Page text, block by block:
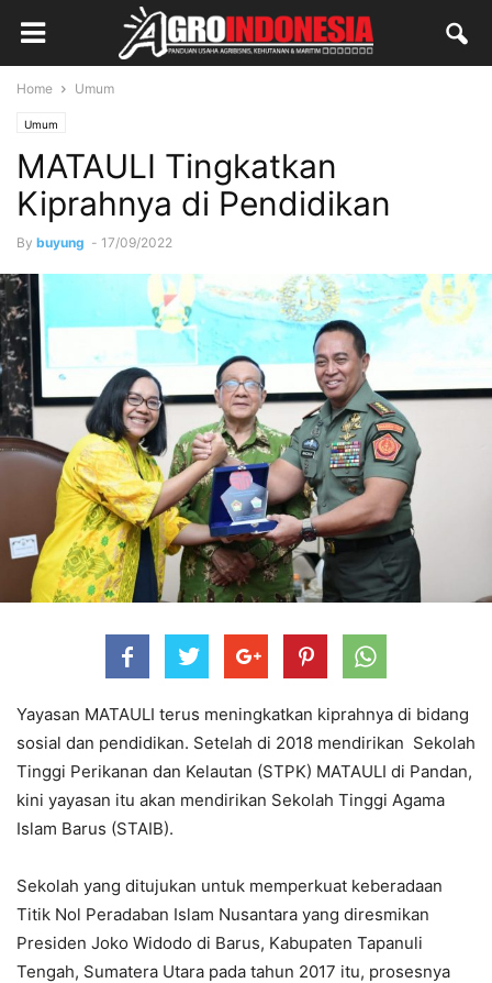
Home Umum
Umum
MATAULI Tingkatkan
Kiprahnya di Pendidikan
By buyung - 17/09/2022
Yayasan MATAULI terus meningkatkan kiprahnya di bidang
sosial dan pendidikan. Setelah di 2018 mendirikan Sekolah
Tinggi Perikanan dan Kelautan (STPK) MATAULI di Pandan,
kini yayasan itu akan mendirikan Sekolah Tinggi Agama
Islam Barus (STAIB).
Sekolah yang ditujukan untuk memperkuat keberadaan
Titik Nol Peradaban Islam Nusantara yang diresmikan
Presiden Joko Widodo di Barus, Kabupaten Tapanuli
Tengah, Sumatera Utara pada tahun 2017 itu, prosesnya